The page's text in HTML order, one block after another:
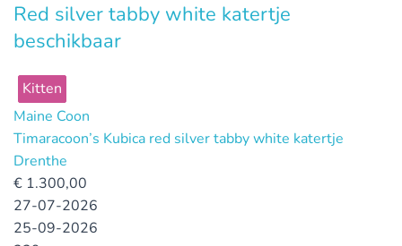
Red silver tabby white katertje
beschikbaar
Kitten
Maine Coon
Timaracoon’s Kubica red silver tabby white katertje
Drenthe
€ 1.300,00
27-07-2026
25-09-2026